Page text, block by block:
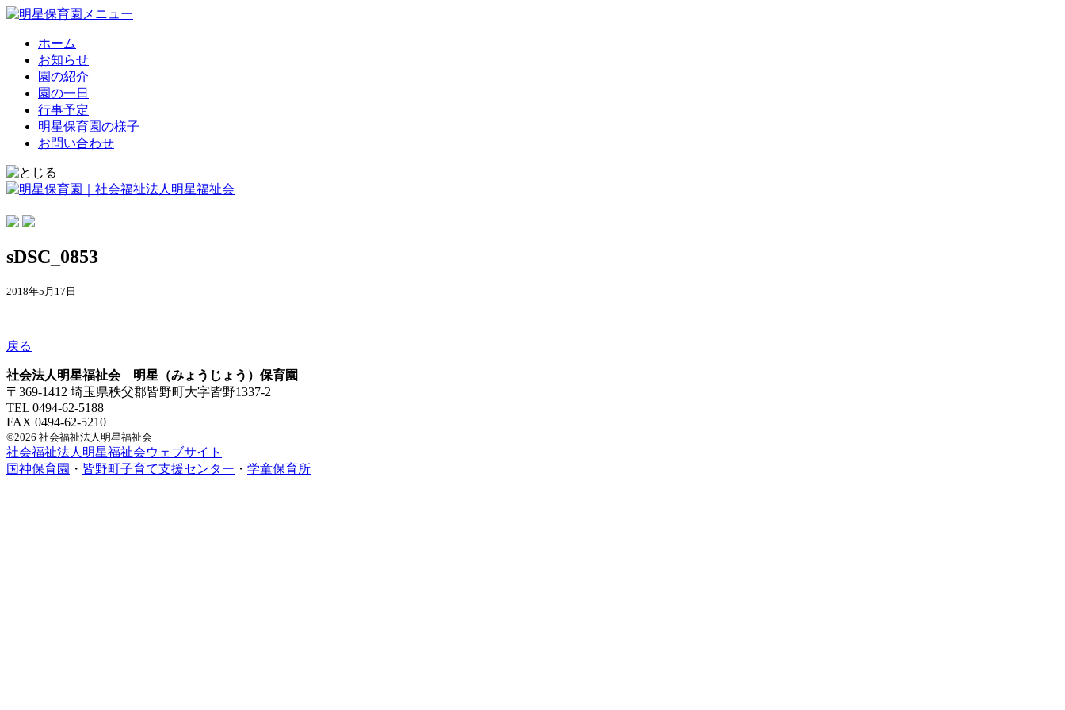
ホーム
お知らせ
園の紹介
園の一日
行事予定
明星保育園の様子
お問い合わせ
sDSC_0853
2018年5月17日
戻る
社会法人明星福祉会 明星（みょうじょう）保育園
〒369-1412 埼玉県秩父郡皆野町大字皆野1337-2
TEL 0494-62-5188
FAX 0494-62-5210
©2026 社会福祉法人明星福祉会
社会福祉法人明星福祉会ウェブサイト
国神保育園 ・ 皆野町子育て支援センター ・ 学童保育所